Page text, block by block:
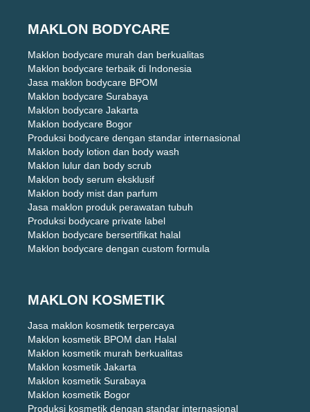
MAKLON BODYCARE
Maklon bodycare murah dan berkualitas
Maklon bodycare terbaik di Indonesia
Jasa maklon bodycare BPOM
Maklon bodycare Surabaya
Maklon bodycare Jakarta
Maklon bodycare Bogor
Produksi bodycare dengan standar internasional
Maklon body lotion dan body wash
Maklon lulur dan body scrub
Maklon body serum eksklusif
Maklon body mist dan parfum
Jasa maklon produk perawatan tubuh
Produksi bodycare private label
Maklon bodycare bersertifikat halal
Maklon bodycare dengan custom formula
MAKLON KOSMETIK
Jasa maklon kosmetik terpercaya
Maklon kosmetik BPOM dan Halal
Maklon kosmetik murah berkualitas
Maklon kosmetik Jakarta
Maklon kosmetik Surabaya
Maklon kosmetik Bogor
Produksi kosmetik dengan standar internasional